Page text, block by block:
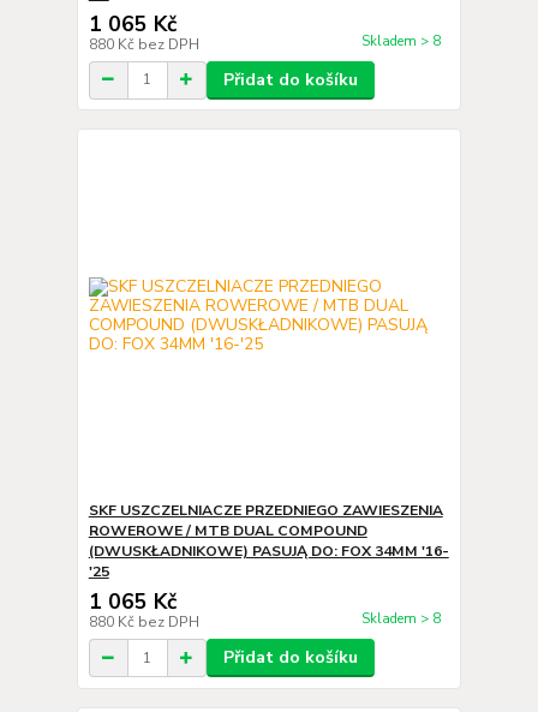
1 065 Kč
880 Kč bez DPH Skladem > 8
Přidat do košíku
SKF USZCZELNIACZE PRZEDNIEGO ZAWIESZENIA
ROWEROWE / MTB DUAL COMPOUND
(DWUSKŁADNIKOWE) PASUJĄ DO: FOX 34MM '16-
'25
1 065 Kč
880 Kč bez DPH Skladem > 8
Přidat do košíku